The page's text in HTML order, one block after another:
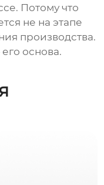
Потому что
не на этапе
производства.
основа.